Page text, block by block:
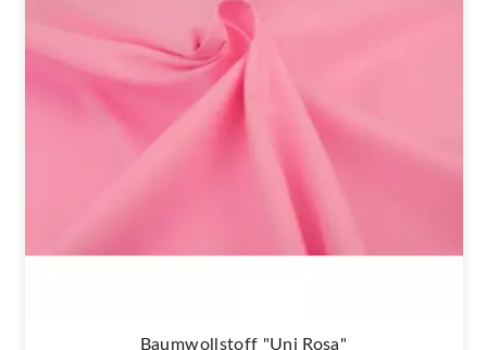
Baumwollstoff "Uni Rosa"